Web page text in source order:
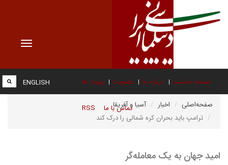
Toggle
صفحه نخست درباره ما عضویت پیوند ها
تماس با ما RSS
ENGLISH
صفحه‌اصلی اخبار
آسیا و آفریقا
ترامپ باید بحران کره شمالی را درک کند
امید جهان به یک معامله‌گر